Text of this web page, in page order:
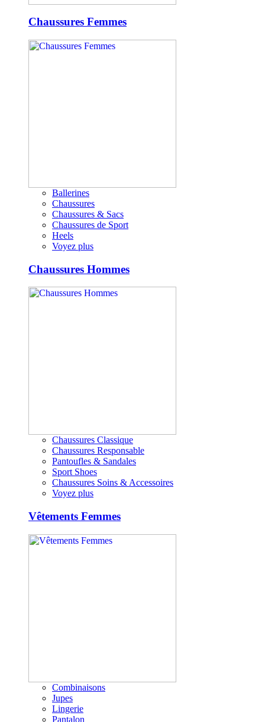
Chaussures Femmes
Ballerines
Chaussures
Chaussures & Sacs
Chaussures de Sport
Heels
Voyez plus
Chaussures Hommes
Chaussures Classique
Chaussures Responsable
Pantoufles & Sandales
Sport Shoes
Chaussures Soins & Accessoires
Voyez plus
Vêtements Femmes
Combinaisons
Jupes
Lingerie
Pantalon